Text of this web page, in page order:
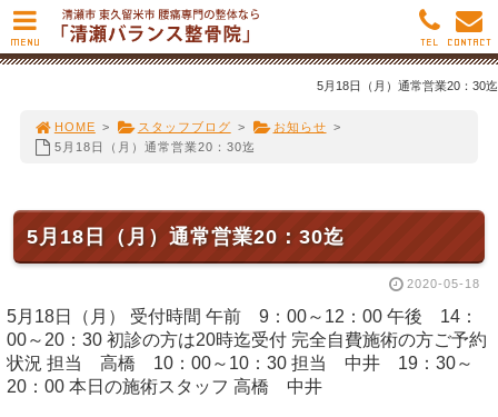
5月18日（月）通常営業20：30迄
HOME > スタッフブログ > お知らせ >
5月18日（月）通常営業20：30迄
5月18日（月）通常営業20：30迄
2020-05-18
5月18日（月） 受付時間 午前 9：00～12：00 午後 14：
00～20：30 初診の方は20時迄受付 完全自費施術の方ご予約
状況 担当 高橋 10：00～10：30 担当 中井 19：30～
20：00 本日の施術スタッフ 高橋 中井
MENU CONTACT
TEL